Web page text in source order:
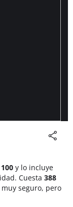
y lo incluye
Cuesta 388
seguro, pero